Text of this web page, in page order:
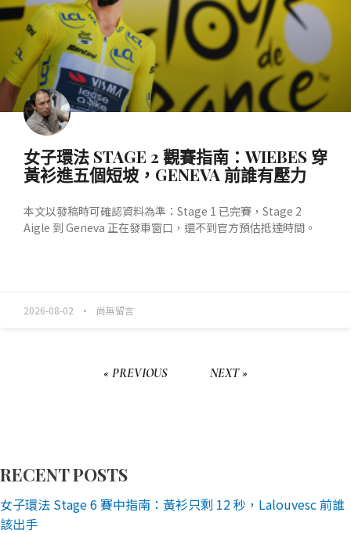
女子環法 STAGE 2 觀賽指南：WIEBES 穿
黃衫進五個短坡，GENEVA 前誰有壓力
本文以發稿時可確認資料為準：Stage 1 已完賽，Stage 2
Aigle 到 Geneva 正在發車窗口，還不到官方預估抵達時間。
2026-08-02 尚無留言
« PREVIOUS NEXT »
RECENT POSTS
女子環法 Stage 6 賽中指南：黃衫只剩 12 秒，Lalouvesc 前誰
該出手